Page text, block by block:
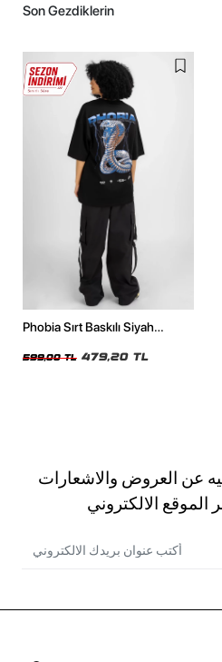
Son Gezdiklerin
Phobia Sırt Baskılı Siyah
599,00 TL 479,20 TL
عن العروض والاشعارات
الموقع الالكتروني